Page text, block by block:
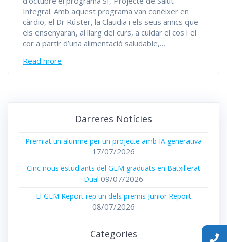
Integral. Amb aquest programa van conèixer en
càrdio, el Dr Rúster, la Claudia i els seus amics que
els ensenyaran, al llarg del curs, a cuidar el cos i el
cor a partir d’una alimentació saludable,…
Read more
Darreres Notícies
Premiat un alumne per un projecte amb IA generativa
17/07/2026
Cinc nous estudiants del GEM graduats en Batxillerat
Dual 09/07/2026
El GEM Report rep un dels premis Junior Report
08/07/2026
Categories